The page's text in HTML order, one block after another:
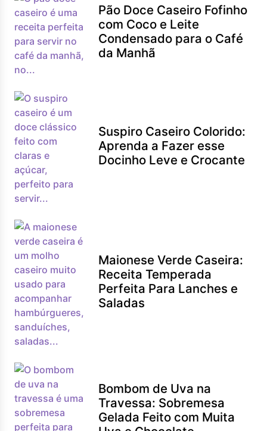
Pão Doce Caseiro Fofinho
com Coco e Leite
Condensado para o Café
da Manhã
Suspiro Caseiro Colorido:
Aprenda a Fazer esse
Docinho Leve e Crocante
Maionese Verde Caseira:
Receita Temperada
Perfeita Para Lanches e
Saladas
Bombom de Uva na
Travessa: Sobremesa
Gelada Feito com Muita